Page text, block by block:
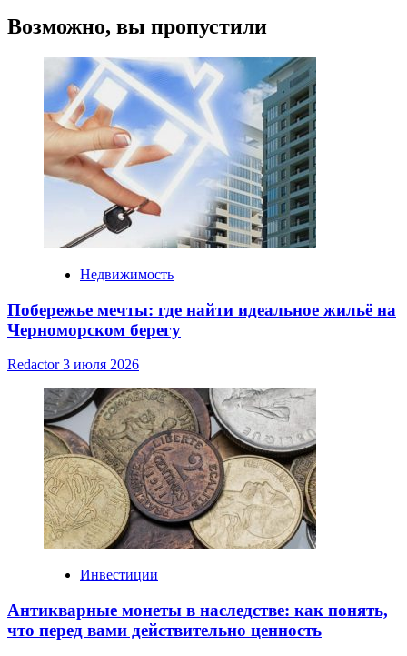
Возможно, вы пропустили
Недвижимость
Побережье мечты: где найти идеальное жильё на
Черноморском берегу
Redactor3 июля 2026
Инвестиции
Антикварные монеты в наследстве: как понять,
что перед вами действительно ценность